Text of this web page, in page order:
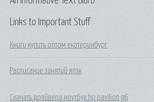
Links to Important Stuff
Книги купить оптом екатеринбург
Расписание занятий япэк
Скачать драйвера ноутбук hp pavilion g6